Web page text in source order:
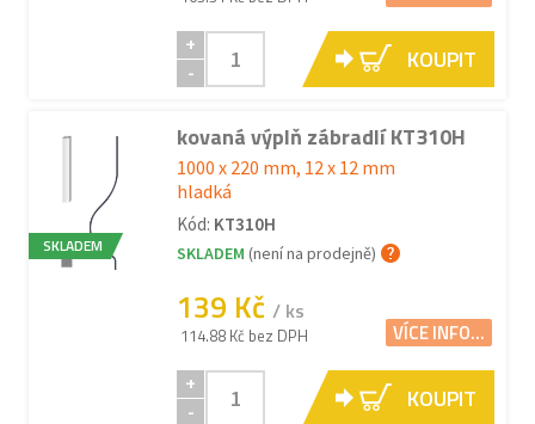
+
-
KOUPIT
SKLADEM
kovaná výplň zábradlí KT310H
1000 x 220 mm, 12 x 12 mm
hladká
Kód: KT310H
SKLADEM (není na prodejně)
139 Kč / ks
114.88 Kč bez DPH VÍCE INFO...
+
-
KOUPIT